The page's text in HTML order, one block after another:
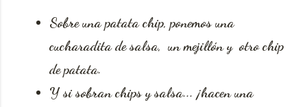
Sobre una patata chip, ponemos una
cucharadita de salsa, un mejillón y otro chip
de patata.
Y si sobran chips y salsa... ¡hacen una